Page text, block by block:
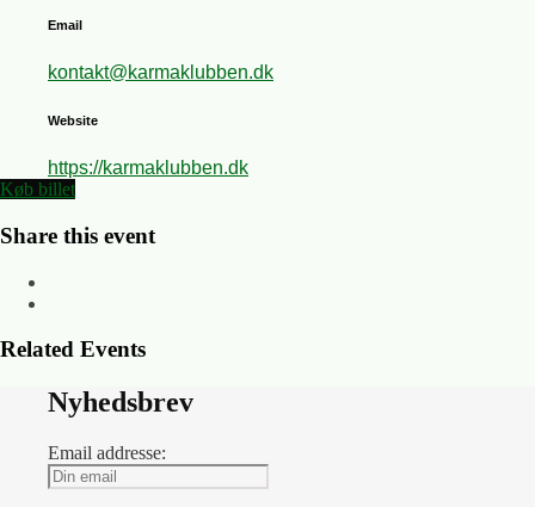
Email
kontakt@karmaklubben.dk
Website
https://karmaklubben.dk
Køb billet
Share this event
Related Events
Nyhedsbrev
Email addresse: